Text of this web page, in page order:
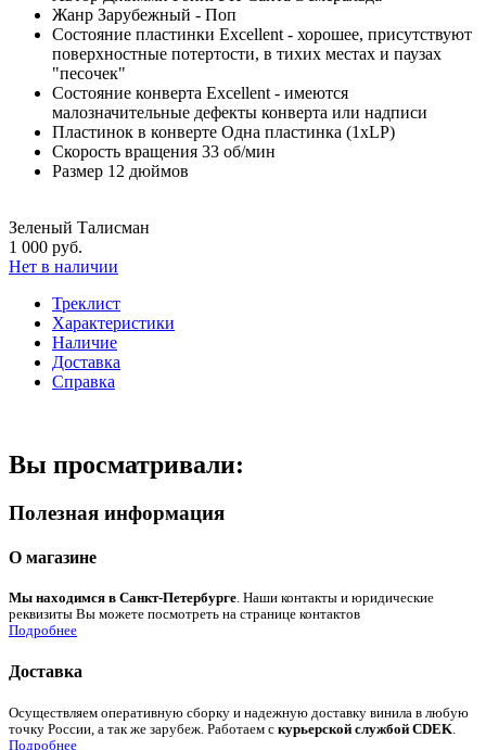
Жанр Зарубежный - Поп
Состояние пластинки Excellent - хорошее, присутствуют
поверхностные потертости, в тихих местах и паузах
"песочек"
Состояние конверта Excellent - имеются
малозначительные дефекты конверта или надписи
Пластинок в конверте Одна пластинка (1xLP)
Скорость вращения 33 об/мин
Размер 12 дюймов
Зеленый Талисман
1 000 руб.
Нет в наличии
Треклист
Характеристики
Наличие
Доставка
Справка
Вы просматривали:
Полезная информация
О магазине
Мы находимся в Санкт-Петербурге. Наши контакты и юридические
реквизиты Вы можете посмотреть на странице контактов
Подробнее
Доставка
Осуществляем оперативную сборку и надежную доставку винила в любую
точку России, а так же зарубеж. Работаем с курьерской службой CDEK
Подробнее